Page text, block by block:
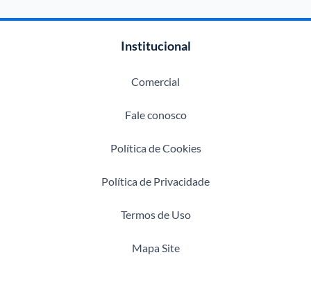
Institucional
Comercial
Fale conosco
Política de Cookies
Política de Privacidade
Termos de Uso
Mapa Site